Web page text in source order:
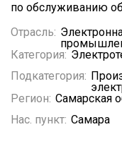
по обслуживанию
Отрасль:
Категория:
Подкатегория:
Регион: Самарская
Нас. пункт: Самара